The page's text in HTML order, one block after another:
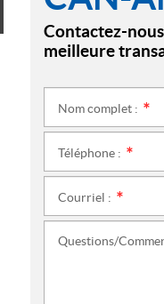
Contactez-
meilleure
Nom complet :
Téléphone :
Courriel :
Questions/